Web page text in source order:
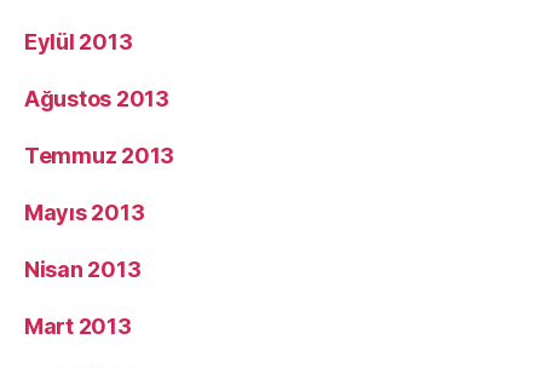
Eylül 2013
Ağustos 2013
Temmuz 2013
Mayıs 2013
Nisan 2013
Mart 2013